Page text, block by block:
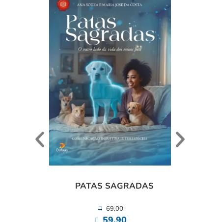
PATAS SAGRADAS
69,00